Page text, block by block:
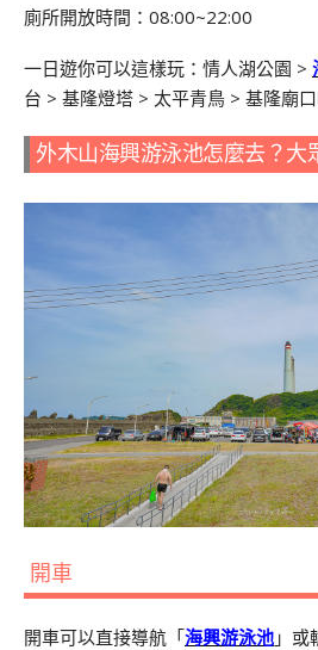
廁所開放時間： 08:00~22:00
一日遊你可以這樣玩：情人湖公園 >
台 > 基隆燈塔 > 太平青鳥 > 基隆廟
外木山海興游泳池怎麼去？大
開車
開車可以直接導航「海興游泳池 」或